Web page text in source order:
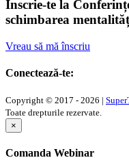
Înscrie-te la
schimbarea
Vreau să mă înscriu
Conectează-te:
Copyright © 2017 - 2026 |
Toate drepturile rezervate.
×
Comanda Webinar